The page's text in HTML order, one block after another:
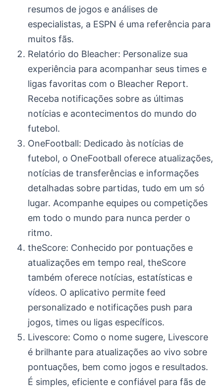
resumos de jogos e análises de
especialistas, a ESPN é uma referência para
muitos fãs.
Relatório do Bleacher: Personalize sua
experiência para acompanhar seus times e
ligas favoritas com o Bleacher Report.
Receba notificações sobre as últimas
notícias e acontecimentos do mundo do
futebol.
OneFootball: Dedicado às notícias de
futebol, o OneFootball oferece atualizações,
notícias de transferências e informações
detalhadas sobre partidas, tudo em um só
lugar. Acompanhe equipes ou competições
em todo o mundo para nunca perder o
ritmo.
theScore: Conhecido por pontuações e
atualizações em tempo real, theScore
também oferece notícias, estatísticas e
vídeos. O aplicativo permite feed
personalizado e notificações push para
jogos, times ou ligas específicos.
Livescore: Como o nome sugere, Livescore
é brilhante para atualizações ao vivo sobre
pontuações, bem como jogos e resultados.
É simples, eficiente e confiável para fãs de